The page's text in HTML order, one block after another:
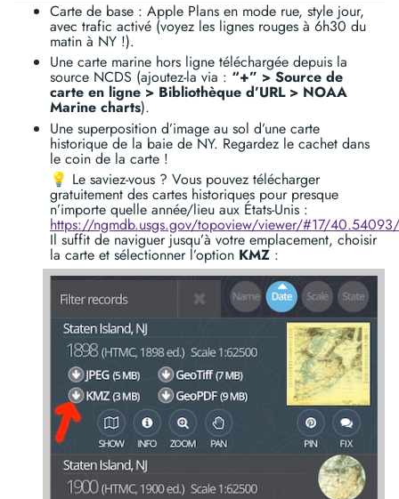
Carte de base : Apple Plans en mode rue, style jour,
avec trafic activé (voyez les lignes rouges à 6h30 du
matin à NY !).
Une carte marine hors ligne téléchargée depuis la
source NCDS (ajoutez-la via : “+” > Source de
carte en ligne > Bibliothèque d’URL > NOAA
Marine charts).
Une superposition d’image au sol d’une carte
historique de la baie de NY. Regardez le cachet dans
le coin de la carte !
💡 Le saviez-vous ? Vous pouvez télécharger
gratuitement des cartes historiques pour presque
n’importe quelle année/lieu aux États-Unis :
https://ngmdb.usgs.gov/topoview/viewer/#17/
Il suffit de naviguer jusqu’à votre emplacement, choisir
la carte et sélectionner l’option KMZ :